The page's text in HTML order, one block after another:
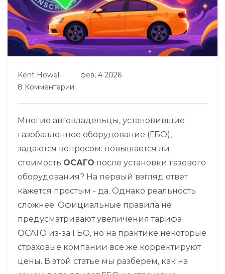
Kent Howell
фев, 4 2026
8 Комментарии
Многие автовладельцы, установившие
газобаллонное оборудование (ГБО),
задаются вопросом: повышается ли
стоимость ОСАГО после установки газового
оборудования? На первый взгляд ответ
кажется простым - да. Однако реальность
сложнее. Официальные правила не
предусматривают увеличения тарифа
ОСАГО из-за ГБО, но на практике некоторые
страховые компании все же корректируют
цены. В этой статье мы разберем, как на